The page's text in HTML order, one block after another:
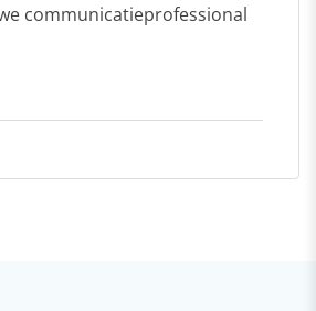
communicatieprofessional